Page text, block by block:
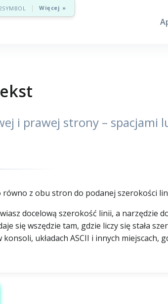
Więcej »
i prawej strony – spacjami
z obu stron do podanej szerokości
docelową szerokość linii, a narzędzie
się wszędzie tam, gdzie liczy się stała
układach ASCII i innych miejscach,